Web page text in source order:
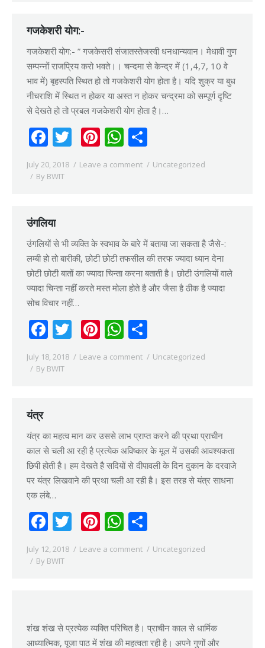
गजकेशरी योग:-
गजकेशरी योग:- ” गजकेसरी संजातस्तेजस्वी धनधान्यवान। मेधावी गुण
सम्पन्नों राजप्रिय करो भवते।। चन्दमा से केन्द्र में (1,4,7, 10 वे
भाव में) बृहस्पति स्थित हो तो गजकेशरी योग होता है। यदि शुक्र या बुध
नीचराशि में स्थित न होकर या अस्त न होकर चन्द्रमा को सम्पूर्ण दृष्टि
से देखते हो तो प्रबल गजकेशरी योग होता है।…
Facebook
Twitter
Pinterest
WhatsApp
July 20, 2018 Leave a comment
Uncategorized
By BWIT
उंगलिया
उंगलियों से भी व्यक्ति के स्वभाव के बारे में बताया जा सकता है जैसे-:
लम्बी हो तो बारीकी, छोटी छोटी तफसील की तरफ ज्यादा ध्यान देना
छोटी छोटी बातों का ज्यादा चिन्ता करना बताती है। छोटी उंगलियों वाले
ज्यादा चिन्ता नहीं करते मस्त मोला होते है और जैसा है ठीक है ज्यादा
सोच विचार नहीं…
Facebook
Twitter
Pinterest
WhatsApp
July 18, 2018 Leave a comment
Uncategorized
By BWIT
यंत्र
यंत्र का महत्व मान कर उससे लाभ प्राप्त करने की प्रथा प्राचीन
काल से चली आ रही है प्रत्येक अविष्कार के मूल में उसकी आवश्यकता
छिपी होती है। हम देखते है सदियों से दीपावली के दिन दुकान के दरवाजे
पर यंत्र लिखवाने की प्रथा चली आ रही है। इस तरह से यंत्र साधना
एक लंबे…
Facebook
Twitter
Pinterest
WhatsApp
July 12, 2018 Leave a comment
Uncategorized
By BWIT
शंख शंख से प्रत्येक व्यक्ति परिचित है। प्राचीन काल से धार्मिक
आध्यात्मिक, पूजा पाठ में शंख की महत्वता रही है। अपने गुणों और